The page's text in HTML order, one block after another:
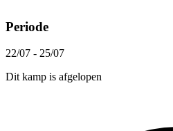
Periode
22/07 - 25/07
Dit kamp is afgelopen